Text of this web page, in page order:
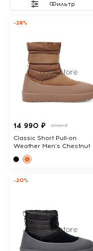
Фильтр
-28%
14 990 ₽ 20590 ₽
Classic Short Pull-on
Weather Men's Chestnut
-20%